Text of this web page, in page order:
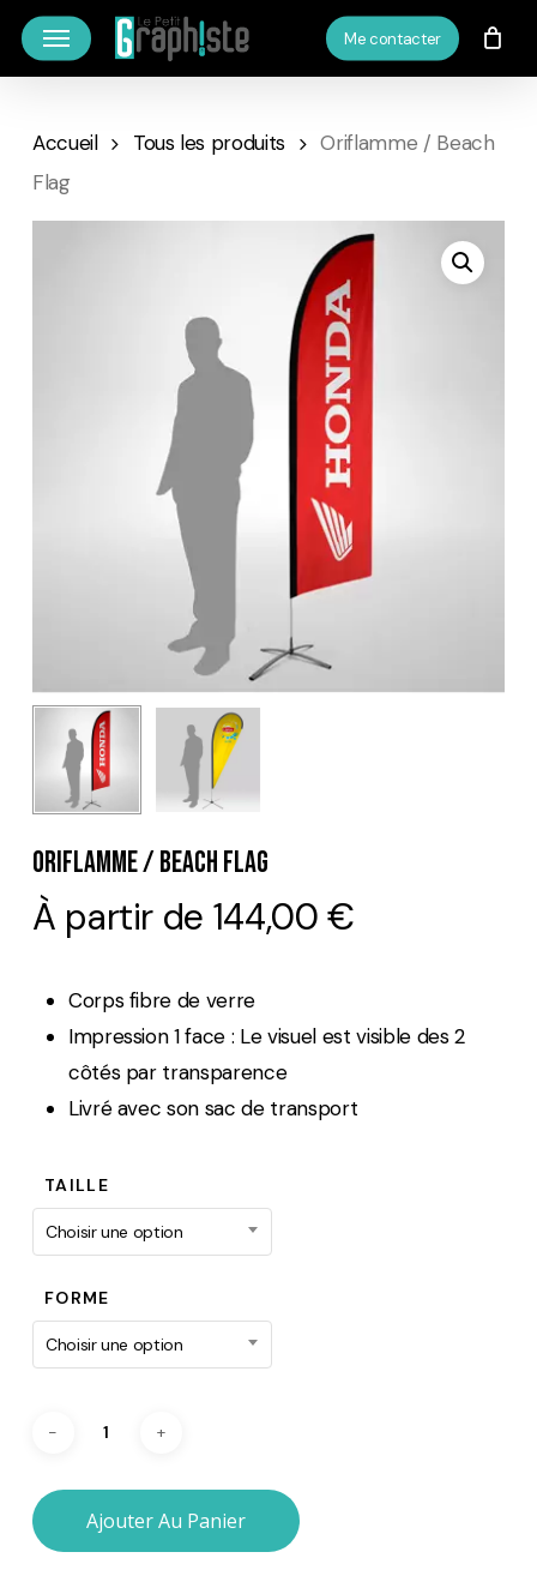
Skip
Menu Me contacter
Accueil Tous les produits
Oriflamme / Beach
Flag
Oriflamme / Beach Flag
À partir de 144,00€
Corps fibre de verre
Impression 1 face : Le visuel est visible des 2
côtés par transparence
Livré avec son sac de transport
TAILLE
Choisir une option
FORME
Choisir une option
Ajouter Au Panier